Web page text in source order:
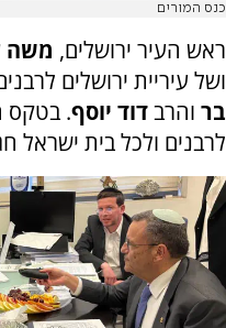
כנס המורים
ראש העיר ירושלים, משה
ושל עיריית ירושלים
בר והרבדוד יוסף. בטקס
לרבנים ולכל בית